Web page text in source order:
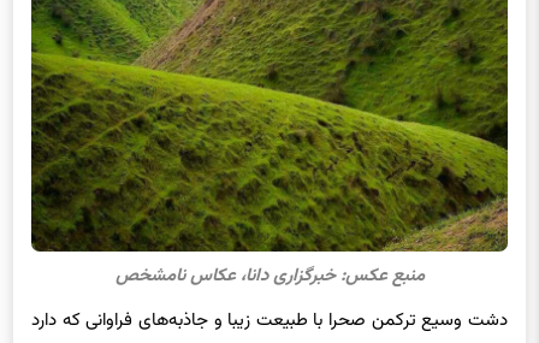
منبع عکس: خبرگزاری دانا، عکاس نامشخص
دشت وسیع ترکمن صحرا با طبیعت زیبا و جاذبه‌های فراوانی که دارد